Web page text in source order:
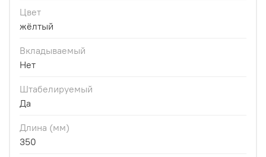
Цвет
жёлтый
Вкладываемый
Нет
Штабелируемый
Да
Длина (мм)
350